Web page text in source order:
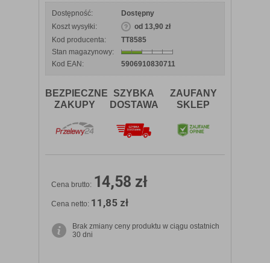
Dostępność:
Dostępny
Koszt wysyłki:
od 13,90 zł
Kod producenta:
TT8585
Stan magazynowy:
Kod EAN:
5906910830711
BEZPIECZNE
ZAKUPY
SZYBKA
DOSTAWA
ZAUFANY
SKLEP
Cena brutto: 14,58 zł
Cena netto: 11,85 zł
Brak zmiany ceny produktu w ciągu ostatnich
30 dni